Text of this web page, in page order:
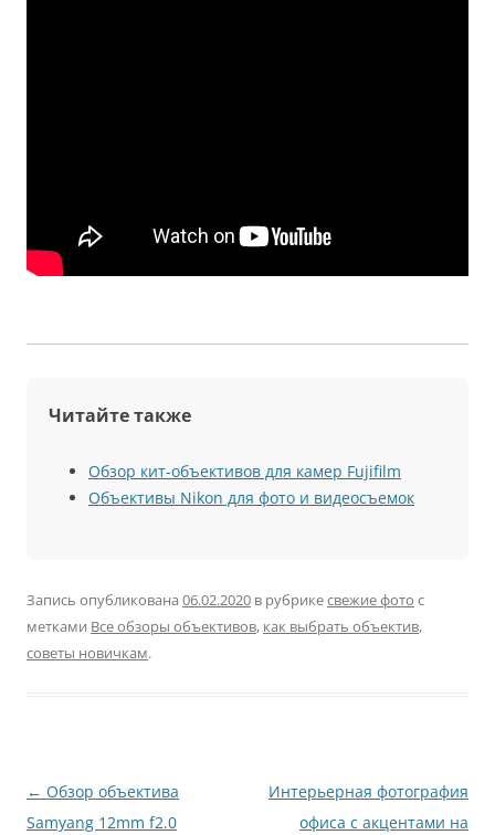
Читайте также
Обзор кит-объективов для камер Fujifilm
Объективы Nikon для фото и видеосъемок
Запись опубликована 06.02.2020 в рубрикесвежие фото с
метками Все обзоры объективов, как выбрать объектив,
советы новичкам.
Навигация
по
← Обзор объектива
Samyang 12mm f2.0
Интерьерная фотография
офиса с акцентами на